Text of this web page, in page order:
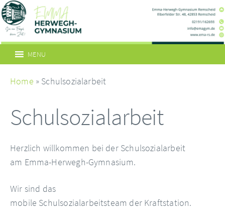
MENU
Home » Schulsozialarbeit
Schulsozialarbeit
Herzlich willkommen bei der Schulsozialarbeit
am Emma-Herwegh-Gymnasium.
Wir sind das
mobile Schulsozialarbeitsteam der Kraftstation.